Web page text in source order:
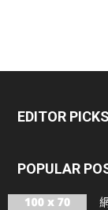
EDITOR PICKS
POPULAR